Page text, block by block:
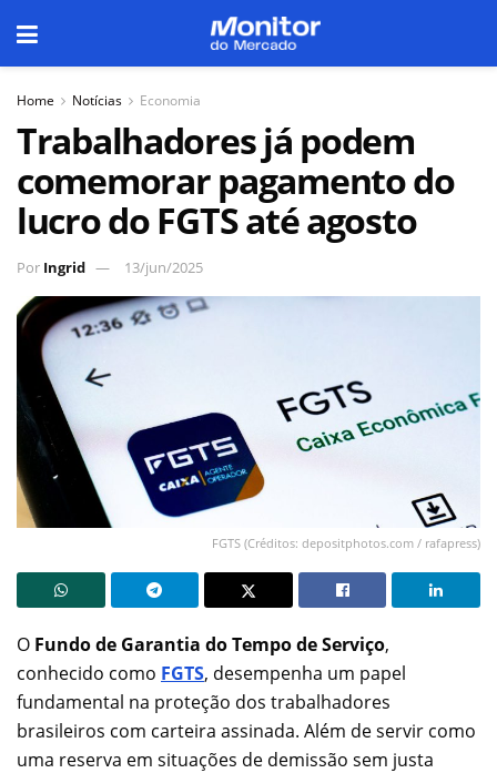
Home Notícias Economia
Trabalhadores já podem
comemorar pagamento do
lucro do FGTS até agosto
Por Ingrid 13/jun/2025
FGTS (Créditos: depositphotos.com / rafapress)
O Fundo de Garantia do Tempo de Serviço,
conhecido como FGTS, desempenha um papel
fundamental na proteção dos trabalhadores
brasileiros com carteira assinada. Além de servir como
uma reserva em situações de demissão sem justa